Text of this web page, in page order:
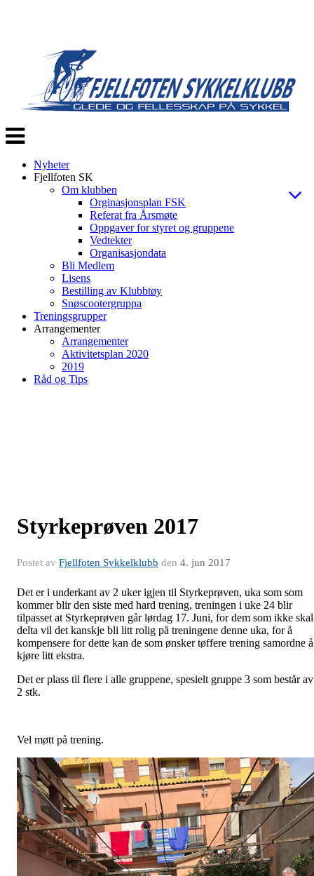
Veksle
navigasjon
Nyheter
Fjellfoten SK
Om klubben
Orginasjonsplan FSK
Referat fra Årsmøte
Oppgaver for styret og gruppene
Vedtekter
Organisasjondata
Bli Medlem
Lisens
Bestilling av Klubbtøy
Snøscootergruppa
Treningsgrupper
Arrangementer
Arrangementer
Aktivitetsplan 2020
2019
Råd og Tips
Styrkeprøven 2017
Postet av Fjellfoten Sykkelklubb den 4. jun 2017
Det er i underkant av 2 uker igjen til Styrkeprøven, uka som som
kommer blir den siste med hard trening, treningen i uke 24 blir
tilpasset at Styrkeprøven går lørdag 17. Juni, for dem som ikke skal
delta vil det kanskje bli litt rolig på treningene denne uka, for å
kompensere for dette kan de som ønsker tøffere trening samordne å
kjøre litt ekstra.
Det er plass til flere i alle gruppene, spesielt gruppe 3 som består av
2 stk.
Vel møtt på trening.